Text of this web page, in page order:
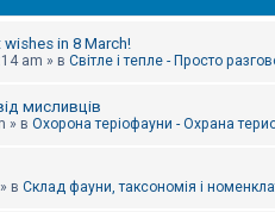
in 8 March!
am » в Світле і тепле - Просто
мисливців
» в Охорона теріофауни - Охрана
» в Склад фауни, таксономія і